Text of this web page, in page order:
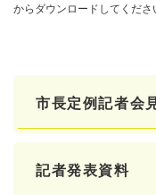
からダウンロードしてくださ
市長定例記者会
記者発表資料